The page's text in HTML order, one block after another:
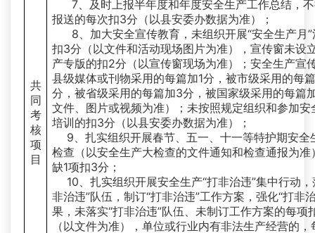
共
同
考
核
项
目
7、及时上报半年度和年度安全生产工作总结，
报送的每次扣3分（以县安委办数据为准）；
8、加大安全宣传教育，未组织开展“安全生产月
扣3分（以文件和活动现场图片为准），宣传窗未设
产专版的扣2分（以宣传窗现场为准）；安全生产宣
县级媒体或刊物采用的每篇加1分，被市级采用的每
分，被省级采用的每篇加3分，被国家级采用的每篇
文件、图片或视频为准）；未按照规定组织和参加安
培训的扣3分（以县安委办数据为准）；
9、扎实组织开展春节、五一、十一等特护期安全
检查（以安全生产大检查的文件通知和检查通报为准
缺1项扣3分；
10、扎实组织开展安全生产“打非治违”集中行动，
非治违”队伍，制订“打非治违”工作方案，强化“打非
果，未落实“打非治违”队伍、未制订工作方案的每项
（以文件为准），单位或行业内有非法生产经营的